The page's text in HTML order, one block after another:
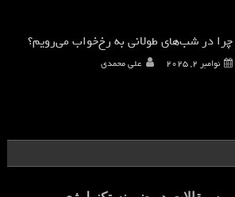
چرا در شب‌های طولانی به رخ‌خواب می‌رویم؟
نوامبر 2, 2025 علی محمدی